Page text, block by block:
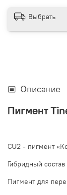
Выбрать
Описание
Пигмент
CU2 - пигмент
Гибридный
Пигмент для